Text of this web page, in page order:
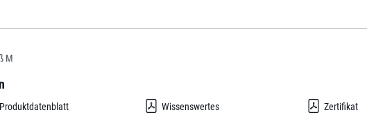
M
Produktdatenblatt Wissenswertes Zertifikat